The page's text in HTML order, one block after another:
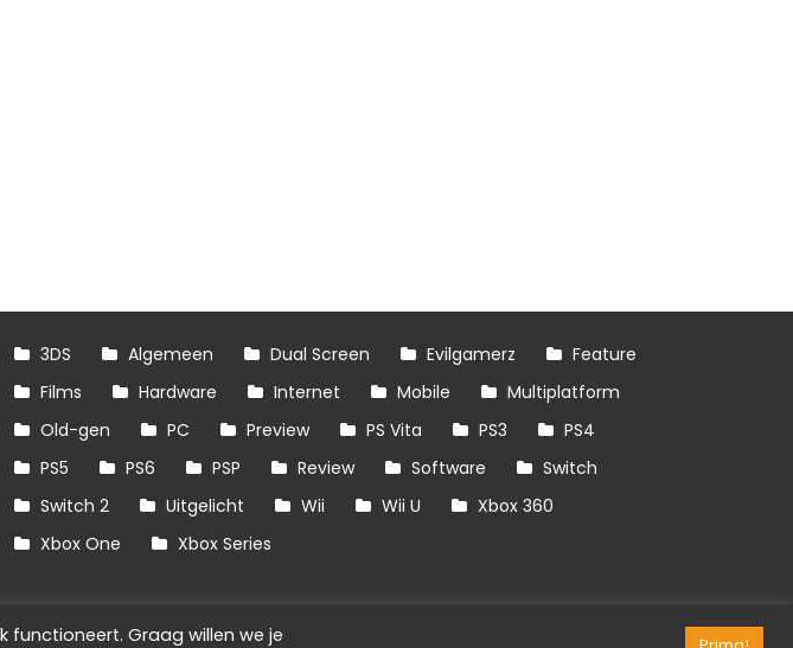
3DS Algemeen Dual Screen Evilgamerz
Feature
Films
Hardware Internet Mobile
Multiplatform
Old-gen
PC Preview PS Vita PS3
PS4
PS5
PS6 PSP Review Software
Switch
Switch 2
Uitgelicht Wii Wii U
Xbox 360
Xbox One
Xbox Series
Graag willen we je